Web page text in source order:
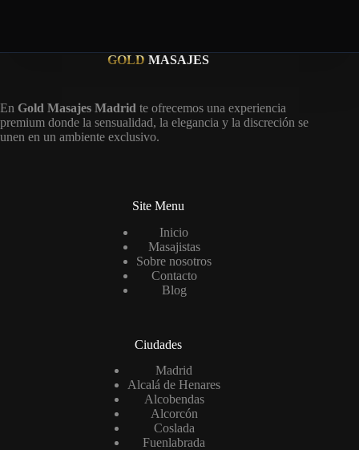
GOLD MASAJES
En Gold Masajes Madrid te ofrecemos una experiencia
premium donde la sensualidad, la elegancia y la discreción se
unen en un ambiente exclusivo.
Site Menu
Inicio
Masajistas
Sobre nosotros
Contacto
Blog
Ciudades
Madrid
Alcalá de Henares
Alcobendas
Alcorcón
Coslada
Fuenlabrada